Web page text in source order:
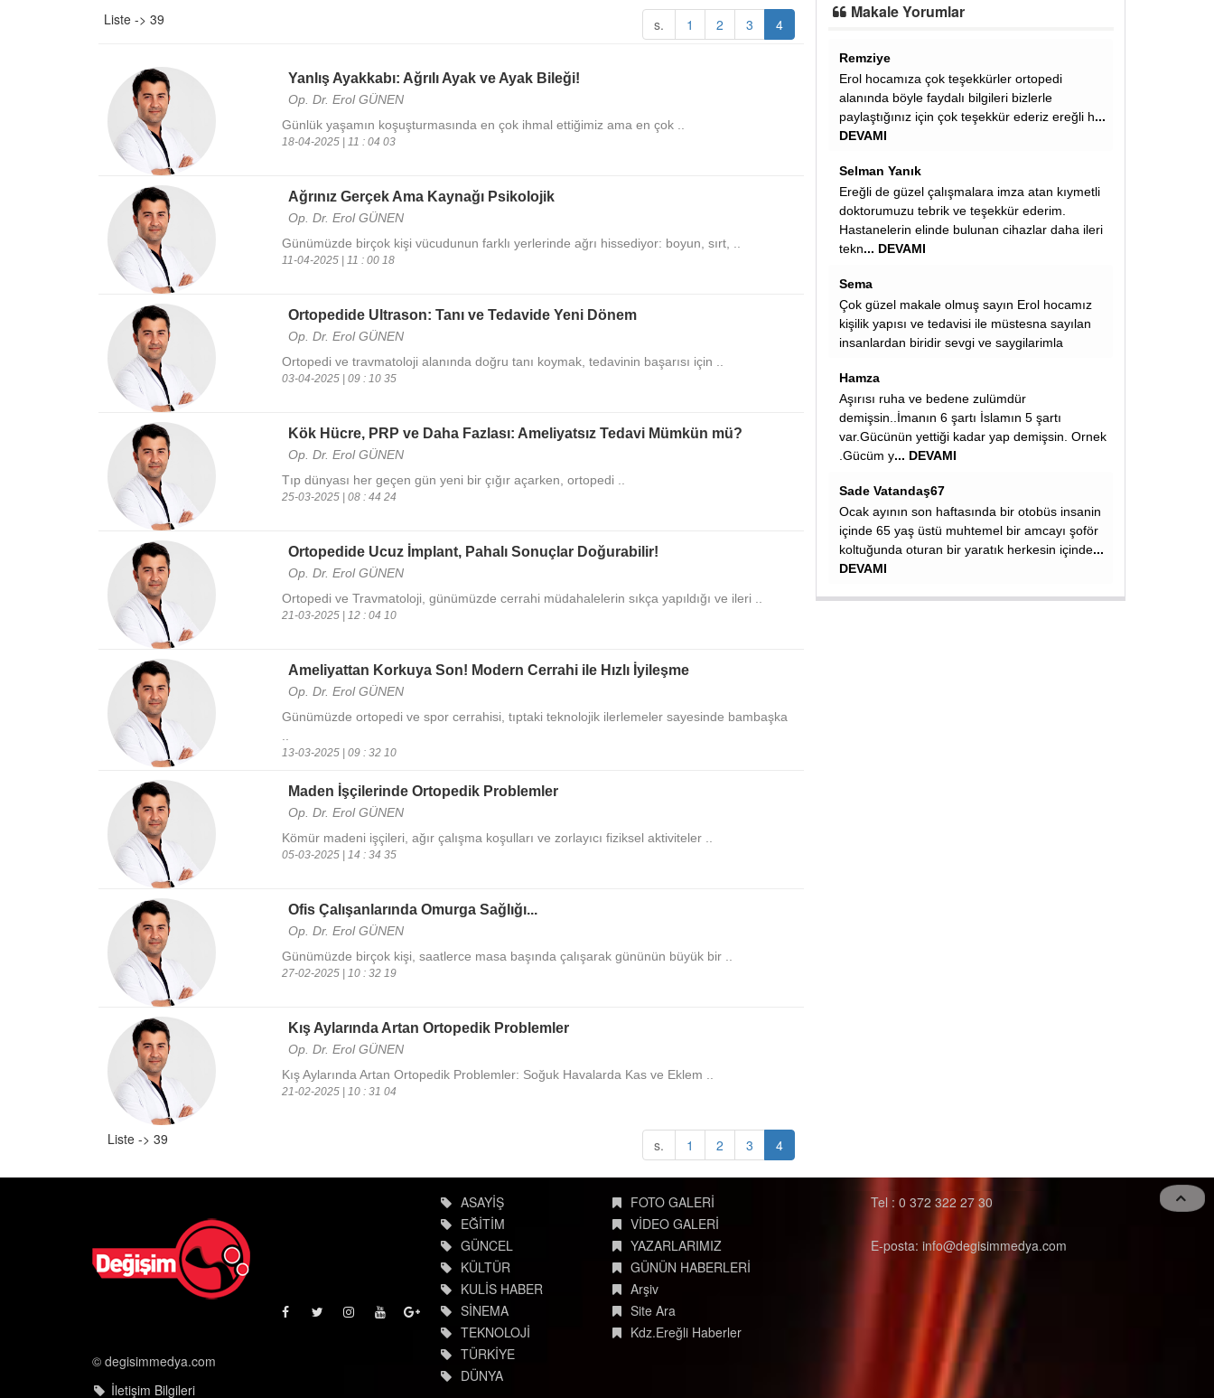
Liste -> 39 s. 1 2 3 4
Yanlış Ayakkabı: Ağrılı Ayak ve Ayak Bileği!
Op. Dr. Erol GÜNEN
Günlük yaşamın koşuşturmasında en çok ihmal ettiğimiz ama en çok ..
18-04-2025 | 11 : 04 03
Ağrınız Gerçek Ama Kaynağı Psikolojik
Op. Dr. Erol GÜNEN
Günümüzde birçok kişi vücudunun farklı yerlerinde ağrı hissediyor: boyun, sırt, ..
11-04-2025 | 11 : 00 18
Ortopedide Ultrason: Tanı ve Tedavide Yeni Dönem
Op. Dr. Erol GÜNEN
Ortopedi ve travmatoloji alanında doğru tanı koymak, tedavinin başarısı için ..
03-04-2025 | 09 : 10 35
Kök Hücre, PRP ve Daha Fazlası: Ameliyatsız Tedavi Mümkün mü?
Op. Dr. Erol GÜNEN
Tıp dünyası her geçen gün yeni bir çığır açarken, ortopedi ..
25-03-2025 | 08 : 44 24
Ortopedide Ucuz İmplant, Pahalı Sonuçlar Doğurabilir!
Op. Dr. Erol GÜNEN
Ortopedi ve Travmatoloji, günümüzde cerrahi müdahalelerin sıkça yapıldığı ve ileri ..
21-03-2025 | 12 : 04 10
Ameliyattan Korkuya Son! Modern Cerrahi ile Hızlı İyileşme
Op. Dr. Erol GÜNEN
Günümüzde ortopedi ve spor cerrahisi, tıptaki teknolojik ilerlemeler sayesinde bambaşka
13-03-2025 | 09 : 32 10
Maden İşçilerinde Ortopedik Problemler
Op. Dr. Erol GÜNEN
Kömür madeni işçileri, ağır çalışma koşulları ve zorlayıcı fiziksel aktiviteler ..
05-03-2025 | 14 : 34 35
Ofis Çalışanlarında Omurga Sağlığı...
Op. Dr. Erol GÜNEN
Günümüzde birçok kişi, saatlerce masa başında çalışarak gününün büyük bir ..
27-02-2025 | 10 : 32 19
Kış Aylarında Artan Ortopedik Problemler
Op. Dr. Erol GÜNEN
Kış Aylarında Artan Ortopedik Problemler: Soğuk Havalarda Kas ve Eklem ..
21-02-2025 | 10 : 31 04
Liste -> 39 s. 1 2 3 4
Makale Yorumlar
Erol hocamıza çok teşekkürler ortopedi
alanında böyle faydalı bilgileri bizlerle
paylaştığınız için çok teşekkür ederiz ereğli h...
Ereğli de güzel çalışmalara imza atan kıymetli
doktorumuzu tebrik ve teşekkür ederim.
Hastanelerin elinde bulunan cihazlar daha ileri
tekn... DEVAMI
Çok güzel makale olmuş sayın Erol hocamız
kişilik yapısı ve tedavisi ile müstesna sayılan
insanlardan biridir sevgi ve saygilarimla
Aşırısı ruha ve bedene zulümdür
demişsin..İmanın 6 şartı İslamın 5 şartı
var.Gücünün yettiği kadar yap demişsin. Ornek
Ocak ayının son haftasında bir otobüs insanin
içinde 65 yaş üstü muhtemel bir amcayı şoför
koltuğunda oturan bir yaratık herkesin içinde...
Almanyada senede bir kac sefer
kelle,paca,iskembe vereyim diye israr eden
afgan bakkala her sefer dedigim gibi onlari
sevgili hüseyin: torpil meselesinde ak parti
kadroları çeşitli uygulamalarla torpil yapmayı
bırakmadığı sürece yapılan her kural eksikli
Cemaatin hangi masajı aldığı önemli elbet.
Remziye
REMZİYE TURKOGLU
Çok çok faydalı bilgiler ortepedi doktorumuz
© degisimmedya.com
İletişim Bilgileri
ASAYİŞ
EĞİTİM
GÜNCEL
KÜLTÜR
KULİS HABER
SİNEMA
TEKNOLOJİ
TÜRKİYE
DÜNYA
FOTO GALERİ
VİDEO GALERİ
YAZARLARIMIZ
GÜNÜN HABERLERİ
Arşiv
Site Ara
Kdz.Ereğli Haberler
Tel : 0 372 322 27 30
E-posta: info@degisimmedya.com